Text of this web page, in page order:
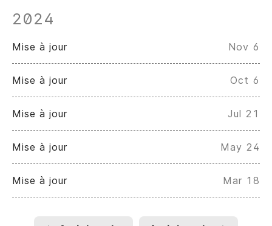
2024
Mise à jour Nov 6
Mise à jour Oct 6
Mise à jour Jul 21
Mise à jour May 24
Mise à jour Mar 18